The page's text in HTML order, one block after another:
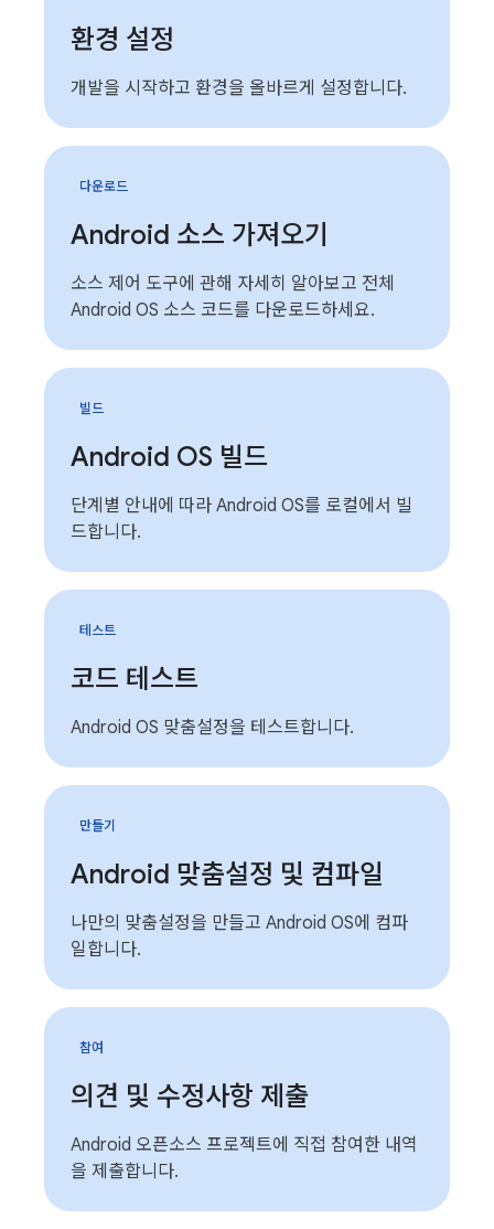
환경 설정
개발을 시작하고 환경을 올바르게 설정합니다.
다운로드
Android 소스 가져오기
소스 제어 도구에 관해 자세히 알아보고 전체
Android OS 소스 코드를 다운로드하세요.
빌드
Android OS 빌드
단계별 안내에 따라 Android OS를 로컬에서 빌
드합니다.
테스트
코드 테스트
Android OS 맞춤설정을 테스트합니다.
만들기
Android 맞춤설정 및 컴파일
나만의 맞춤설정을 만들고 Android OS에 컴파
일합니다.
참여
의견 및 수정사항 제출
Android 오픈소스 프로젝트에 직접 참여한 내역
을 제출합니다.